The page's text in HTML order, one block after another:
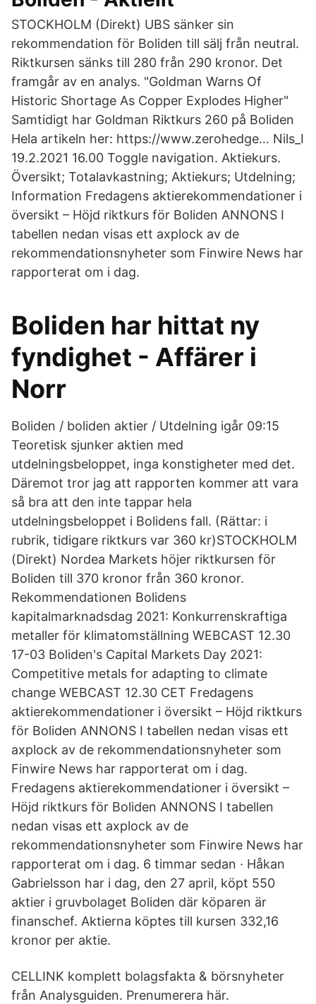
STOCKHOLM (Direkt) UBS sänker sin
rekommendation för Boliden till sälj från neutral.
Riktkursen sänks till 280 från 290 kronor. Det
framgår av en analys. "Goldman Warns Of
Historic Shortage As Copper Explodes Higher"
Samtidigt har Goldman Riktkurs 260 på Boliden
Hela artikeln her: https://www.zerohedge… Nils_I
19.2.2021 16.00 Toggle navigation. Aktiekurs.
Översikt; Totalavkastning; Aktiekurs; Utdelning;
Information Fredagens aktierekommendationer i
översikt – Höjd riktkurs för Boliden ANNONS I
tabellen nedan visas ett axplock av de
rekommendationsnyheter som Finwire News har
rapporterat om i dag.
Boliden har hittat ny
fyndighet - Affärer i
Norr
Boliden / boliden aktier / Utdelning igår 09:15
Teoretisk sjunker aktien med
utdelningsbeloppet, inga konstigheter med det.
Däremot tror jag att rapporten kommer att vara
så bra att den inte tappar hela
utdelningsbeloppet i Bolidens fall. (Rättar: i
rubrik, tidigare riktkurs var 360 kr)STOCKHOLM
(Direkt) Nordea Markets höjer riktkursen för
Boliden till 370 kronor från 360 kronor.
Rekommendationen Bolidens
kapitalmarknadsdag 2021: Konkurrenskraftiga
metaller för klimatomställning WEBCAST 12.30
17-03 Boliden's Capital Markets Day 2021:
Competitive metals for adapting to climate
change WEBCAST 12.30 CET Fredagens
aktierekommendationer i översikt – Höjd riktkurs
för Boliden ANNONS I tabellen nedan visas ett
axplock av de rekommendationsnyheter som
Finwire News har rapporterat om i dag.
Fredagens aktierekommendationer i översikt –
Höjd riktkurs för Boliden ANNONS I tabellen
nedan visas ett axplock av de
rekommendationsnyheter som Finwire News har
rapporterat om i dag. 6 timmar sedan · Håkan
Gabrielsson har i dag, den 27 april, köpt 550
aktier i gruvbolaget Boliden där köparen är
finanschef. Aktierna köptes till kursen 332,16
kronor per aktie.
CELLINK komplett bolagsfakta & börsnyheter
från Analysguiden. Prenumerera här.